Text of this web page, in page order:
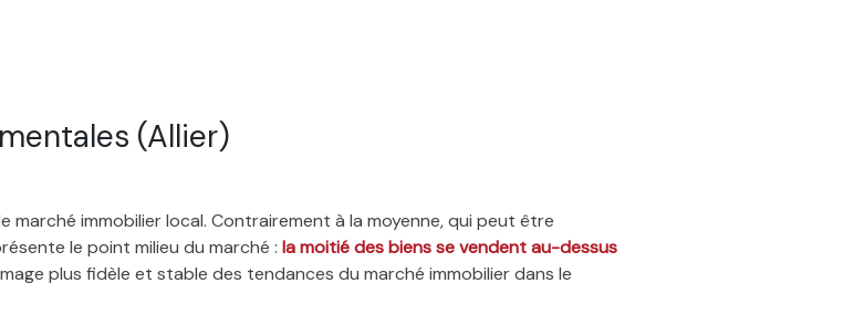
(Allier)
immobilier local. Contrairement à la moyenne, qui peut être
le point milieu du marché : la moitié des biens se vendent au-dessus
plus fidèle et stable des tendances du marché immobilier dans le